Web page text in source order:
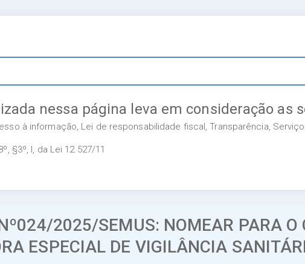
nessa página leva em consideração as
à informação, Lei de responsabilidade fiscal, Transparência,
§3º, I, da Lei 12.527/11
2025/SEMUS: NOMEAR PARA O
ESPECIAL DE VIGILÂNCIA